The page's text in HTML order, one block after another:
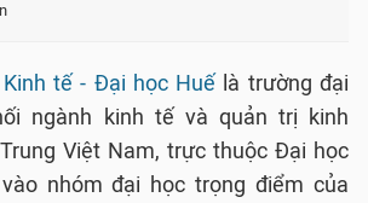
tế - Đại học Huế là trường đại
ngành kinh tế và quản trị kinh
Việt Nam, trực thuộc Đại học
nhóm đại học trọng điểm của